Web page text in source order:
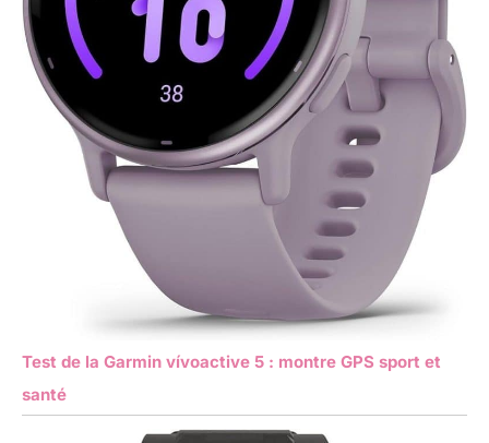
Test de la Garmin vívoactive 5 : montre GPS sport et
santé